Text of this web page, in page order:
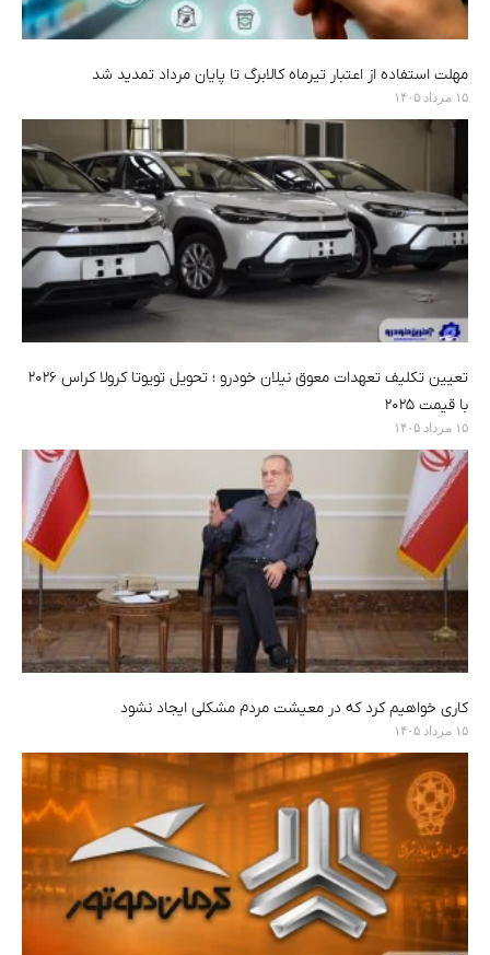
مهلت استفاده از اعتبار تیرماه کالابرگ تا پایان مرداد تمدید شد
۱۵ مرداد ۱۴۰۵
تعیین تکلیف تعهدات معوق نیلان خودرو ؛ تحویل تویوتا کرولا کراس ۲۰۲۶
با قیمت ۲۰۲۵
۱۵ مرداد ۱۴۰۵
کاری خواهیم کرد که در معیشت مردم مشکلی ایجاد نشود
۱۵ مرداد ۱۴۰۵